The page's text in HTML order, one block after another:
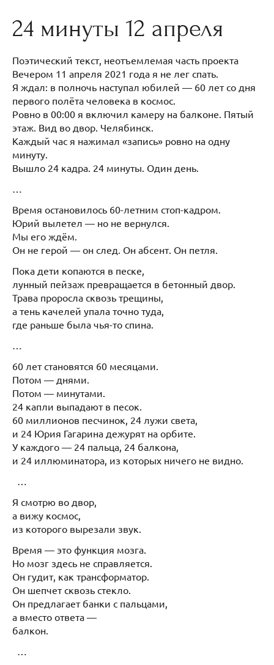
24 минуты 12 апреля
Поэтический текст, неотъемлемая часть проекта
Вечером 11 апреля 2021 года я не лег спать.
Я ждал: в полночь наступал юбилей — 60 лет со дня
первого полёта человека в космос.
Ровно в 00:00 я включил камеру на балконе. Пятый
этаж. Вид во двор. Челябинск.
Каждый час я нажимал «запись» ровно на одну
минуту.
Вышло 24 кадра. 24 минуты. Один день.
…
Время остановилось 60-летним стоп-кадром.
Юрий вылетел — но не вернулся.
Мы его ждём.
Он не герой — он след. Он абсент. Он петля.
Пока дети копаются в песке,
лунный пейзаж превращается в бетонный двор.
Трава проросла сквозь трещины,
а тень качелей упала точно туда,
где раньше была чья-то спина.
…
60 лет становятся 60 месяцами.
Потом — днями.
Потом — минутами.
24 капли выпадают в песок.
60 миллионов песчинок, 24 лужи света,
и 24 Юрия Гагарина дежурят на орбите.
У каждого — 24 пальца, 24 балкона,
и 24 иллюминатора, из которых ничего не видно.
…
Я смотрю во двор,
а вижу космос,
из которого вырезали звук.
Время — это функция мозга.
Но мозг здесь не справляется.
Он гудит, как трансформатор.
Он шепчет сквозь стекло.
Он предлагает банки с пальцами,
а вместо ответа —
балкон.
…